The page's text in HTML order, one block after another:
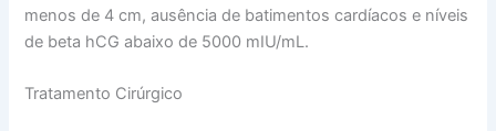
menos de 4 cm, ausência de batimentos cardíacos e níveis
de beta hCG abaixo de 5000 mIU/mL.
Tratamento Cirúrgico